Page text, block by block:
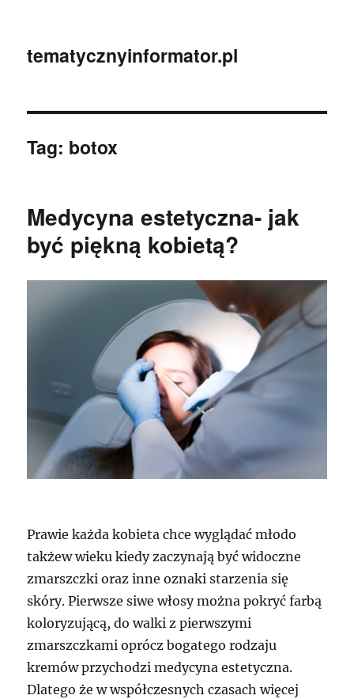
tematycznyinformator.pl
Tag: botox
Medycyna estetyczna- jak
być piękną kobietą?
Prawie każda kobieta chce wyglądać młodo
takżew wieku kiedy zaczynają być widoczne
zmarszczki oraz inne oznaki starzenia się
skóry. Pierwsze siwe włosy można pokryć farbą
koloryzującą, do walki z pierwszymi
zmarszczkami oprócz bogatego rodzaju
kremów przychodzi medycyna estetyczna.
Dlatego że w współczesnych czasach więcej